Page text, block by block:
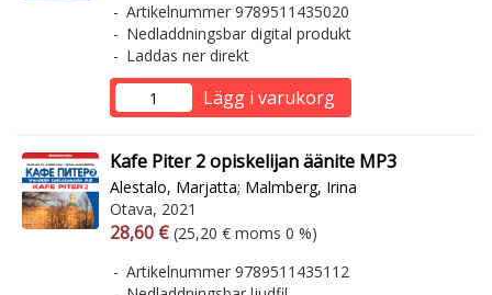
Artikelnummer 9789511435020
Nedladdningsbar digital produkt
Laddas ner direkt
Lägg i varukorg
Kafe Piter 2 opiskelijan äänite MP3
Alestalo, Marjatta; Malmberg, Irina
Otava, 2021
Arvonlisäverollinen hinta
28,60 € Arvonlisäveroton hinta
(25,20 € moms 0 %)
Artikelnummer 9789511435112